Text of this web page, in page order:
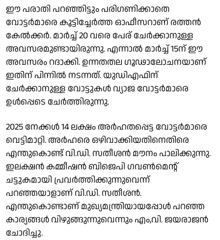
ഈ പരാതി പറഞ്ഞിട്ടും പരിഗണിക്കാതെ
വോട്ടർമാരെ കൂട്ടിച്ചേർത്ത ഓഫീസറാണ് രത്തൻ
കേൽക്കർ. മാർച്ച് 20 വരെ പേര് ചേർക്കാനുള്ള
അവസരമുണ്ടായിരുന്നു. എന്നാൽ മാർച്ച് 15ന് ഈ
അവസരം റദാക്കി. ഉന്നതതല ഗൂഢാലോചനയാണ്
ഇതിന് പിന്നിൽ നടന്നത്. യുഡിഎഫിന്
ചേർക്കാനുള്ള വോട്ടുകൾ വ്യാജ വോട്ടർമാരെ
ഉൾപ്പെടെ ചേർത്തിരുന്നു.
2025 നേക്കൾ 14 ലക്ഷം അർഹതപ്പെട്ട വോട്ടർമാരെ
വെട്ടിമാറ്റി. അർഹരെ ഒഴിവാക്കിയതിനെതിരെ
എന്തുകൊണ്ട് വി.ഡി. സതീശൻ മൗനം പാലിക്കുന്നു.
ഇലക്ഷൻ കമ്മീഷൻ ബിജെപി ഗവൺമെൻ്റ്
ചട്ടുകമായി പ്രവർത്തിക്കുന്നുവെന്ന്
പറഞ്ഞയാളാണ് വി.ഡി. സതീശൻ.
എന്തുകൊണ്ടാണ് മുഖ്യമന്ത്രിയായപ്പോൾ പറഞ്ഞ
കാര്യങ്ങൾ വിഴുങ്ങുന്നുവെന്നും എം,വി. ജയരാജൻ
ചോദിച്ചു.